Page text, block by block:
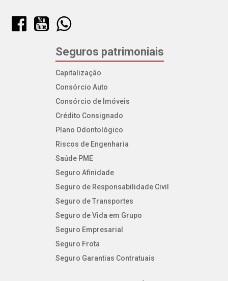
Seguros patrimoniais
Capitalização
Consórcio Auto
Consórcio de Imóveis
Crédito Consignado
Plano Odontológico
Riscos de Engenharia
Saúde PME
Seguro Afinidade
Seguro de Responsabilidade Civil
Seguro de Transportes
Seguro de Vida em Grupo
Seguro Empresarial
Seguro Frota
Seguro Garantias Contratuais